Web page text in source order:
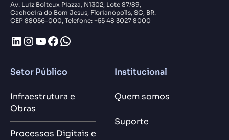
Av. Luiz Boiteux Piazza, N1302, Lote 87/89,
Cachoeira do Bom Jesus, Florianópolis, SC, BR.
CEP 88056-000, Telefone: +55 48 3027 8000
LinkedIn
Instagram
Youtube
Facebook
WhatsApp
Setor Público
Infraestrutura e
Obras
Processos Digitais e
Institucional
Quem somos
Suporte